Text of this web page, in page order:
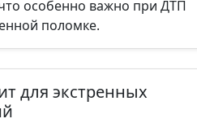
особенно важно при ДТП
поломке.
для экстренных